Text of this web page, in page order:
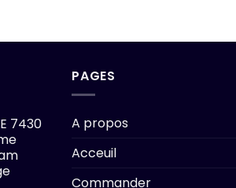
7430
PAGES
A propos
Acceuil
Commander